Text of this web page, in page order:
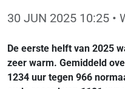
30 JUN 2025 10:25 •
De eerste helft van 2025
zeer warm. Gemiddeld
1234 uur tegen 966